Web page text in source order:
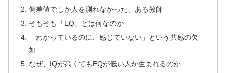
偏差値でしか人を測れなかった、ある教師
そもそも「EQ」とは何なのか
「わかっているのに、感じていない」という共感の欠
如
なぜ、IQが高くてもEQが低い人が生まれるのか